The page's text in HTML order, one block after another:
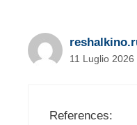
11 Luglio 2026
References: